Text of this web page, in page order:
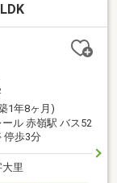
1年8ヶ月)
ル 赤嶺駅 バス52
停歩3分
里